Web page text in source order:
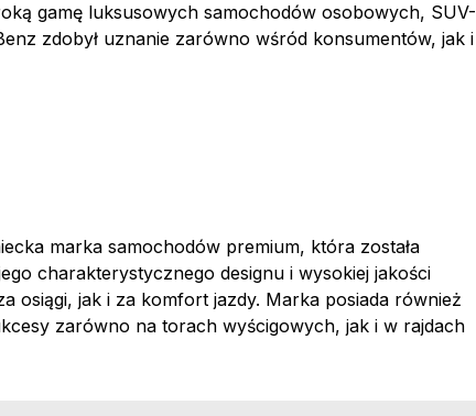
gamę luksusowych samochodów osobowych, SUV-
zdobył uznanie zarówno wśród konsumentów, jak i
marka samochodów premium, która została
charakterystycznego designu i wysokiej jakości
osiągi, jak i za komfort jazdy. Marka posiada również
zarówno na torach wyścigowych, jak i w rajdach